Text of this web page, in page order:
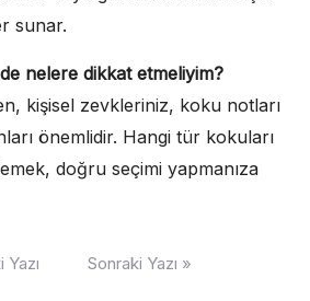
sunar.
nelere dikkat etmeliyim?
kişisel zevkleriniz, koku notları
önemlidir. Hangi tür kokuları
doğru seçimi yapmanıza
Sonraki Yazı »